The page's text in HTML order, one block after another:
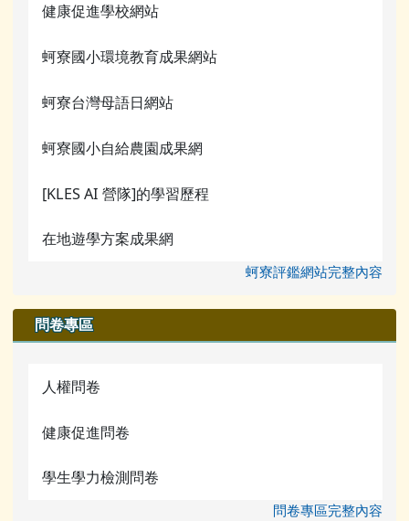
健康促進學校網站
蚵寮國小環境教育成果網站
蚵寮台灣母語日網站
蚵寮國小自給農園成果網
[KLES AI 營隊]的學習歷程
在地遊學方案成果網
蚵寮評鑑網站完整內容
問卷專區
人權問卷
健康促進問卷
學生學力檢測問卷
問卷專區完整內容